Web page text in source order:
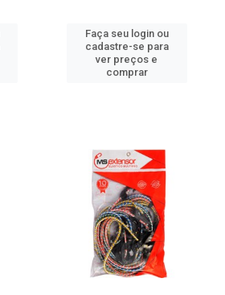
Faça seu login ou
cadastre-se para
ver preços e
comprar